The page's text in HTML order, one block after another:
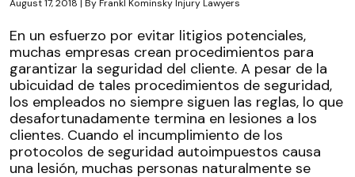
August 17, 2018 | ByFrankl Kominsky Injury Lawyers
Seguridad
Interna
vs
Negligencia
Legal
En un esfuerzo por evitar litigios potenciales,
muchas empresas crean procedimientos para
garantizar la seguridad del cliente. A pesar de la
ubicuidad de tales procedimientos de seguridad,
los empleados no siempre siguen las reglas, lo que
desafortunadamente termina en lesiones a los
clientes. Cuando el incumplimiento de los
protocolos de seguridad autoimpuestos causa
una lesión, muchas personas naturalmente se